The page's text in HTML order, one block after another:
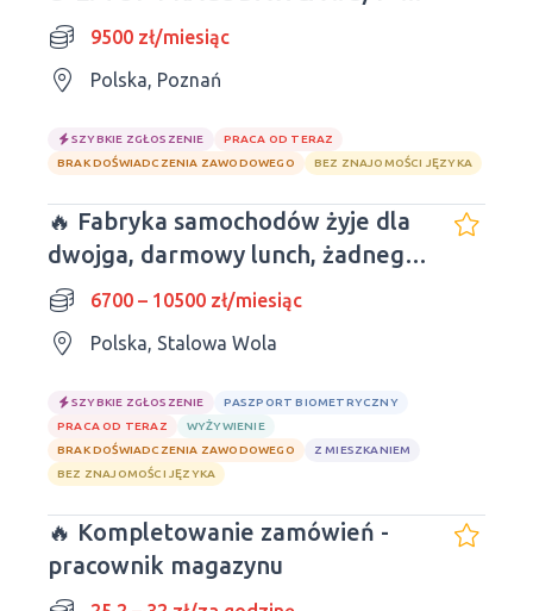
9500zł9500 zł/miesiąc
Polska, Poznań
SZYBKIE ZGŁOSZENIE
PRACA OD TERAZ
BRAK DOŚWIADCZENIA ZAWODOWEGO
BEZ ZNAJOMOŚCI JĘZYKA
🔥 Fabryka samochodów żyje dla
dwojga, darmowy lunch, żadnego
doświadczenia i żadnego języka
6700 – 10500 zł/miesiąc
Polska, Stalowa Wola
SZYBKIE ZGŁOSZENIE
PASZPORT BIOMETRYCZNY
PRACA OD TERAZ
WYŻYWIENIE
BRAK DOŚWIADCZENIA ZAWODOWEGO
Z MIESZKANIEM
BEZ ZNAJOMOŚCI JĘZYKA
🔥 Kompletowanie zamówień -
pracownik magazynu